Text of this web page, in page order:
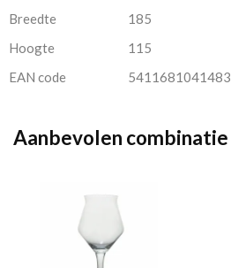
Breedte
185
Hoogte
115
EAN code
5411681041483
Aanbevolen combinatie